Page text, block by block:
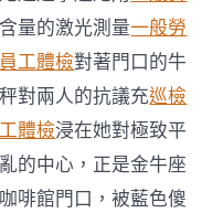
只
熊
貓
狀
況
傑
出〉
中
量的激光測量一般勞
員工體檢對著門口的牛
對兩人的抗議充巡檢
體檢浸在她對極致平
的中心，正是金牛座
啡館門口，被藍色傻